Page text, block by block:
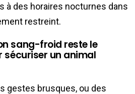
à des horaires nocturnes dans
restreint.
sang-froid reste le
sécuriser un animal
gestes brusques, ou des